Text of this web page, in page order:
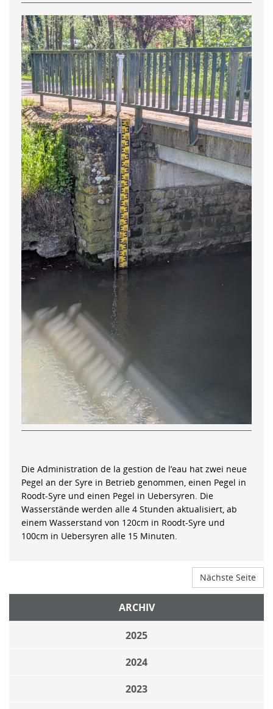
Die Administration de la gestion de l’eau hat zwei neue
Pegel an der Syre in Betrieb genommen, einen Pegel in
Roodt-Syre und einen Pegel in Uebersyren. Die
Wasserstände werden alle 4 Stunden aktualisiert, ab
einem Wasserstand von 120cm in Roodt-Syre und
100cm in Uebersyren alle 15 Minuten.
Nächste Seite
ARCHIV
2025
2024
2023